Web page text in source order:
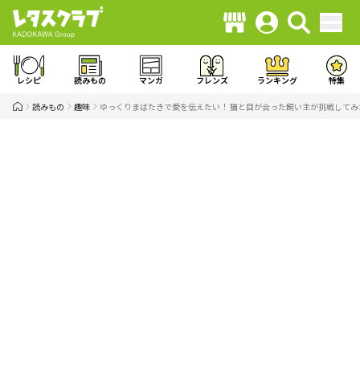
レシピ 読みもの マンガ フレンズ ランキング 特集
読みもの 趣味 ゆっくりまばたきで愛を伝えたい！ 猫と目が合った飼い主が挑戦して